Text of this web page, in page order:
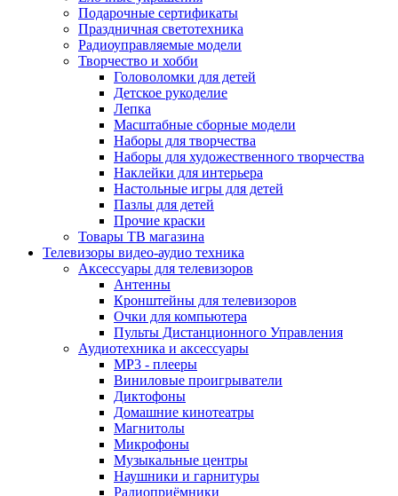
Подарочные сертификаты
Праздничная светотехника
Радиоуправляемые модели
Творчество и хобби
Головоломки для детей
Детское рукоделие
Лепка
Масштабные сборные модели
Наборы для творчества
Наборы для художественного творчества
Наклейки для интерьера
Настольные игры для детей
Пазлы для детей
Прочие краски
Товары ТВ магазина
Телевизоры видео-аудио техника
Аксессуары для телевизоров
Антенны
Кронштейны для телевизоров
Очки для компьютера
Пульты Дистанционного Управления
Аудиотехника и аксессуары
MP3 - плееры
Виниловые проигрыватели
Диктофоны
Домашние кинотеатры
Магнитолы
Микрофоны
Музыкальные центры
Наушники и гарнитуры
Радиоприёмники